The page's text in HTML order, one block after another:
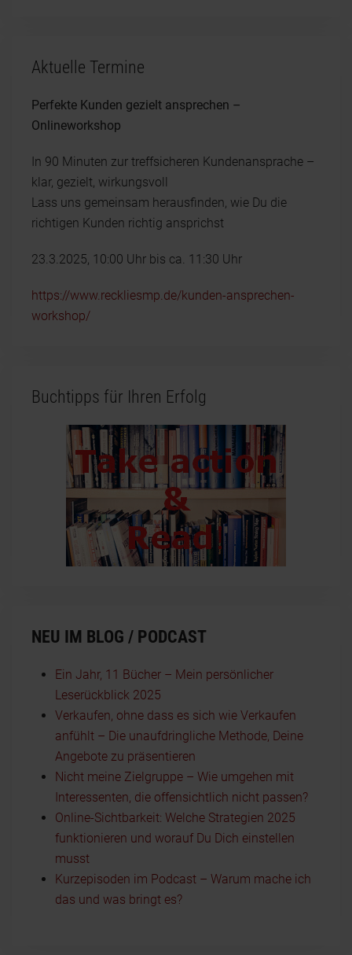
Aktuelle Termine
Perfekte Kunden gezielt ansprechen –
Onlineworkshop
In 90 Minuten zur treffsicheren Kundenansprache –
klar, gezielt, wirkungsvoll
Lass uns gemeinsam herausfinden, wie Du die
richtigen Kunden richtig ansprichst
23.3.2025, 10:00 Uhr bis ca. 11:30 Uhr
https://www.reckliesmp.de/kunden-ansprechen-
workshop/
Buchtipps für Ihren Erfolg
NEU IM BLOG / PODCAST
Ein Jahr, 11 Bücher – Mein persönlicher
Leserückblick 2025
Verkaufen, ohne dass es sich wie Verkaufen
anfühlt – Die unaufdringliche Methode, Deine
Angebote zu präsentieren
Nicht meine Zielgruppe – Wie umgehen mit
Interessenten, die offensichtlich nicht passen?
Online-Sichtbarkeit: Welche Strategien 2025
funktionieren und worauf Du Dich einstellen
musst
Kurzepisoden im Podcast – Warum mache ich
das und was bringt es?